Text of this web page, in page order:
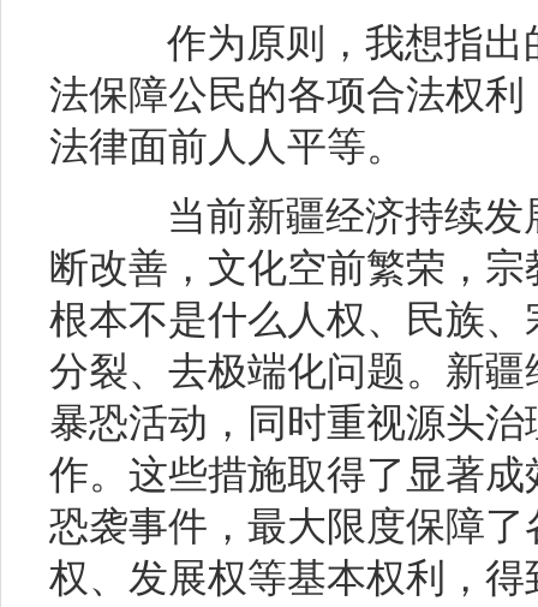
作为原则，我想指出
法保障公民的各项合法权
法律面前人人平等。
当前新疆经济持续发
断改善，文化空前繁荣，
根本不是什么人权、民族
分裂、去极端化问题。新
暴恐活动，同时重视源头
作。这些措施取得了显著
恐袭事件，最大限度保障
权、发展权等基本权利，